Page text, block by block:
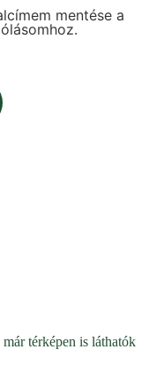
mentése a
térképen is láthatók